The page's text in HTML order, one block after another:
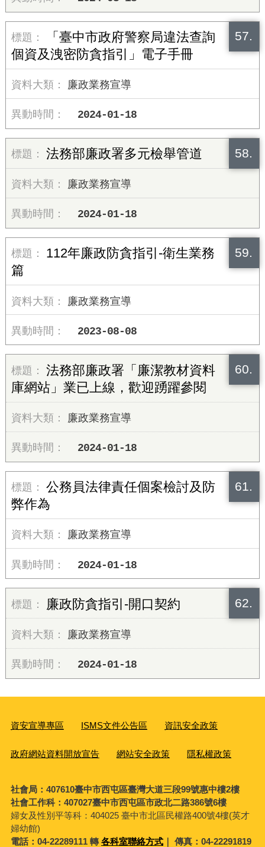
57.
「臺中市政府警察局違法查詢
個資及洩密防貪指引」電子手冊
廉政業務宣導
2024-01-18
58.
法務部廉政署多元檢舉管道
廉政業務宣導
2024-01-18
59.
112年廉政防貪指引-衛生業務
篇
廉政業務宣導
2023-08-08
60.
法務部廉政署「廉潔教材資料
庫網站」業已上線，歡迎踴躍參閱
廉政業務宣導
2024-01-18
61.
公務員法律責任個案檢討及防
弊作為
廉政業務宣導
2024-01-18
62.
廉政防貪指引-開口契約
廉政業務宣導
2024-01-18
資安宣導專區 ISMS文件公告區 資訊安全政策
政府網站資料開放宣告 網站安全政策 隱私權政策
社會局：407610臺中市西屯區臺灣大道三段99號惠中樓2樓
社會工作科：407027臺中市西屯區市政北二路386號6樓
婦女及性別平等科： 404025 臺中市北區民權路400號4樓(英才
婦幼館)
電話：04-22289111 轉各科室聯絡方式｜ 傳真：04-22291819